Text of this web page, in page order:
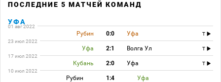
ПОСЛЕДНИЕ 5 МАТЧЕЙ КОМАНД
УФА
01 авг 2022
Рубин 0:0 Уфа
T
23 июл 2022
Уфа 2:1 Волга Ул
T
17 июл 2022
Кубань 2:0 Уфа
T
10 июл 2022
Рубин 1:4 Уфа